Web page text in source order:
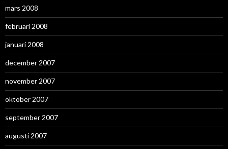
mars 2008
februari 2008
januari 2008
december 2007
november 2007
oktober 2007
september 2007
augusti 2007